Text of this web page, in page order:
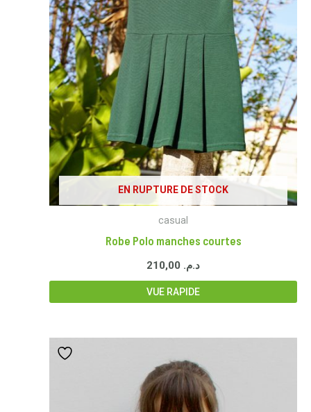
EN RUPTURE DE STOCK
casual
Robe Polo manches courtes
د.م.
VUE RAPIDE